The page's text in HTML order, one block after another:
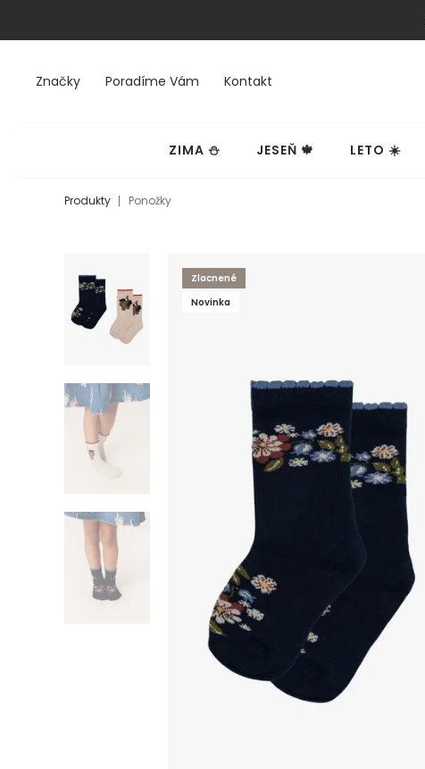
Značky Poradíme Vám Kontakt
ZIMA ⛄ JESEŇ 🍁 LETO ☀️
Produkty Ponožky
Zlacnené
Novinka